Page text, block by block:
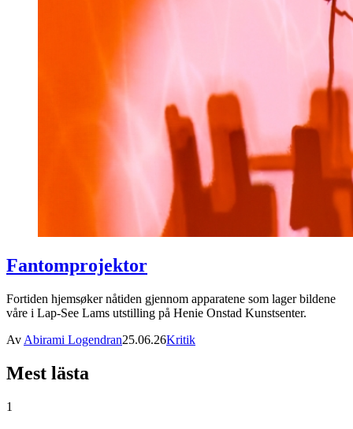
Fantomprojektor
Fortiden hjemsøker nåtiden gjennom apparatene som lager bildene
våre i Lap-See Lams utstilling på Henie Onstad Kunstsenter.
Av Abirami Logendran25.06.26Kritik
Mest lästa
1